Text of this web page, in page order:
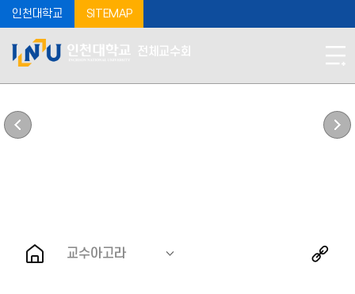
인천대학교 SITEMAP
전체교수회
교수아고라